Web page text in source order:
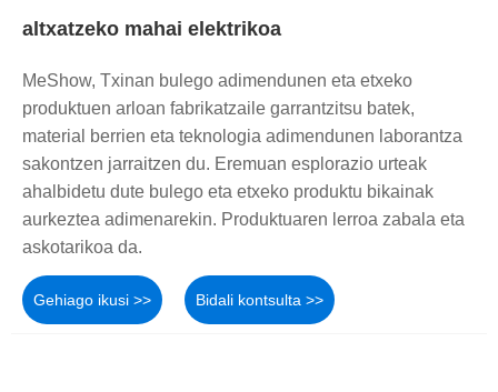
altxatzeko mahai elektrikoa
MeShow, Txinan bulego adimendunen eta etxeko
produktuen arloan fabrikatzaile garrantzitsu batek,
material berrien eta teknologia adimendunen laborantza
sakontzen jarraitzen du. Eremuan esplorazio urteak
ahalbidetu dute bulego eta etxeko produktu bikainak
aurkeztea adimenarekin. Produktuaren lerroa zabala eta
askotarikoa da.
Gehiago ikusi >> Bidali kontsulta >>